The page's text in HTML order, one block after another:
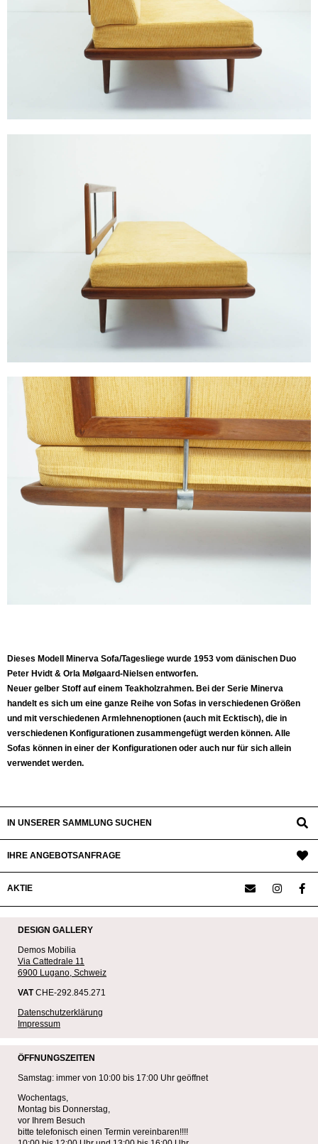
Dieses Modell Minerva Sofa/Tagesliege wurde 1953 vom dänischen Duo
Peter Hvidt & Orla Mølgaard-Nielsen entworfen.
Neuer gelber Stoff auf einem Teakholzrahmen. Bei der Serie Minerva
handelt es sich um eine ganze Reihe von Sofas in verschiedenen Größen
und mit verschiedenen Armlehnenoptionen (auch mit Ecktisch), die in
verschiedenen Konfigurationen zusammengefügt werden können. Alle
Sofas können in einer der Konfigurationen oder auch nur für sich allein
verwendet werden.
IN UNSERER SAMMLUNG SUCHEN
IHRE ANGEBOTSANFRAGE
AKTIE
DESIGN GALLERY
Demos Mobilia
Via Cattedrale 11
6900 Lugano, Schweiz
VATCHE-292.845.271
Datenschutzerklärung
Impressum
ÖFFNUNGSZEITEN
Samstag: immer von 10:00 bis 17:00 Uhr geöffnet
Wochentags,
Montag bis Donnerstag,
vor Ihrem Besuch
bitte telefonisch einen Termin vereinbaren!!!!